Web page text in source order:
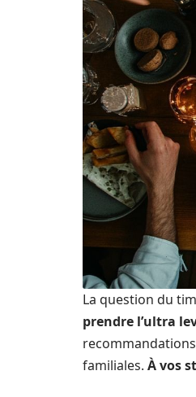
La question du
prendre l’ultra
familiales. À vos